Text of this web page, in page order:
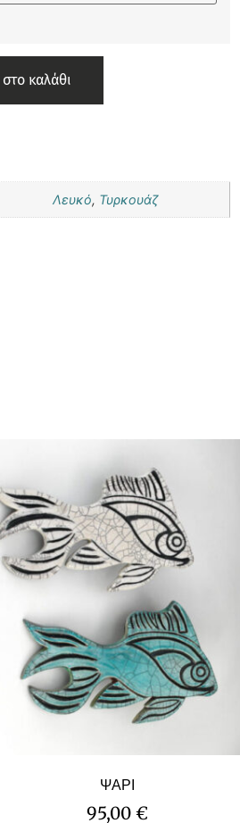
καλάθι
Λευκό, Τυρκουάζ
ΨΑΡΙ
95,00 €